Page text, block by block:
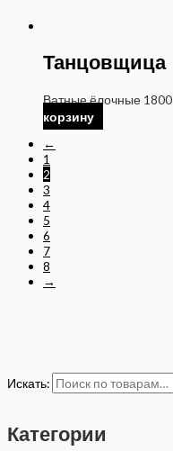
Искать:
Категории
Танцовщица
Ватные ёлочные 1800
корзину
←
1
2
3
4
5
6
7
8
→